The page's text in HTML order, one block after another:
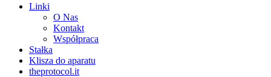
Linki
O Nas
Kontakt
Współpraca
Stałka
Klisza do aparatu
theprotocol.it